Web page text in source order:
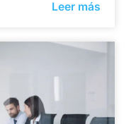
Leer más